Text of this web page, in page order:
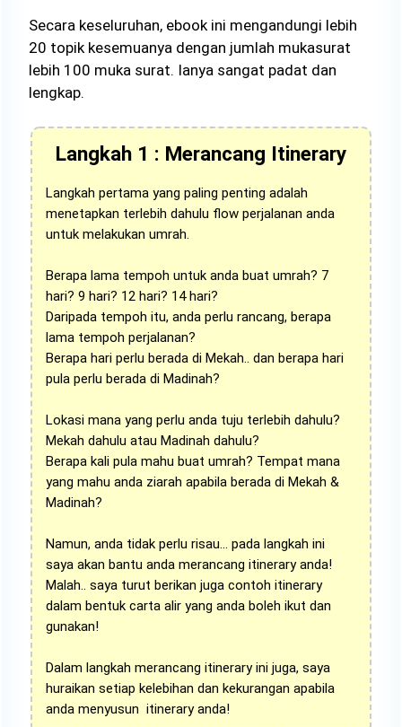
Secara keseluruhan, ebook ini mengandungi lebih
20 topik kesemuanya dengan jumlah mukasurat
lebih 100 muka surat. Ianya sangat padat dan
lengkap.
Langkah 1 : Merancang Itinerary
Langkah pertama yang paling penting adalah
menetapkan terlebih dahulu flow perjalanan anda
untuk melakukan umrah.
Berapa lama tempoh untuk anda buat umrah? 7
hari? 9 hari? 12 hari? 14 hari?
Daripada tempoh itu, anda perlu rancang, berapa
lama tempoh perjalanan?
Berapa hari perlu berada di Mekah.. dan berapa hari
pula perlu berada di Madinah?
Lokasi mana yang perlu anda tuju terlebih dahulu?
Mekah dahulu atau Madinah dahulu?
Berapa kali pula mahu buat umrah? Tempat mana
yang mahu anda ziarah apabila berada di Mekah &
Madinah?
Namun, anda tidak perlu risau... pada langkah ini
saya akan bantu anda merancang itinerary anda!
Malah.. saya turut berikan juga contoh itinerary
dalam bentuk carta alir yang anda boleh ikut dan
gunakan!
Dalam langkah merancang itinerary ini juga, saya
huraikan setiap kelebihan dan kekurangan apabila
anda menyusun itinerary anda!